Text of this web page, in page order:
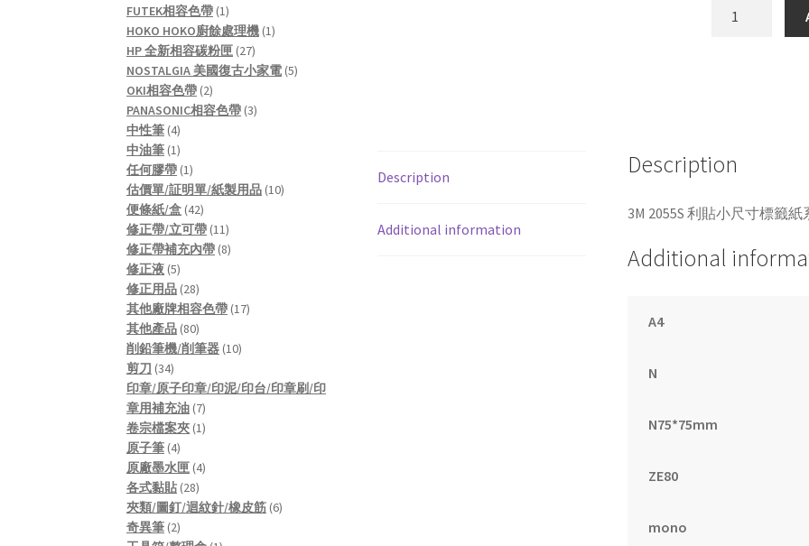
標
紙
列
Description
Additional information
Description
3M 2055S 利貼小尺寸標籤
Additional
A4
N
N75*75mm
ZE80
mono
FUTEK相容色帶 11
product
HOKO HOKO廚餘處理機 11
HP 全新相容碳粉匣 2727
products
NOSTALGIA 美國復古小家電 55
OKI相容色帶 22
products
PANASONIC相容色帶 33
中性筆 44
products
中油筆 11
product
任何膠帶 11
product
估價單/証明單/紙製用品 1010
便條紙/盒 4242
products
修正帶/立可帶 1111
products
修正帶補充內帶 88
修正液 55
products
修正用品 2828
products
其他廠牌相容色帶 1717
其他產品 8080
products
削鉛筆機/削筆器 1010
剪刀 3434
products
印章/原子印章/印泥/印台/印章刷/印
章用補充油 77
products
卷宗檔案夾 11
原子筆 44
products
原廠墨水匣 44
各式黏貼 2828
products
夾類/圖釘/迴紋針/橡皮筋 66
奇異筆 22